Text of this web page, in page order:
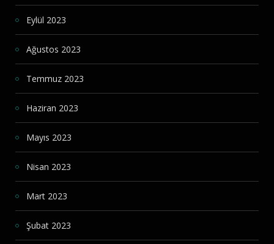
Eylül 2023
Ağustos 2023
Temmuz 2023
Haziran 2023
Mayıs 2023
Nisan 2023
Mart 2023
Şubat 2023